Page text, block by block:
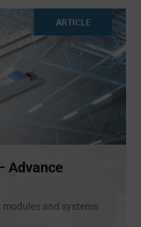
ARTICLE
Advance
and systems